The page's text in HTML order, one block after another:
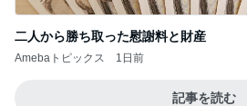
二人から勝ち取った慰謝料と財産
Amebaトピックス 1日前
記事を読む